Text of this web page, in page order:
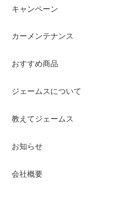
キャンペーン
カーメンテナンス
おすすめ商品
ジェームスについて
教えてジェームス
お知らせ
会社概要